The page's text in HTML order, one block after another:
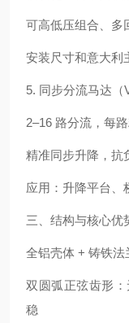
可高低压组合、多
安装尺寸和意大利
5. 同步分流马达（
2–16 路分流，每
精准同步升降，抗
应用：升降平台、
三、结构与核心优
全铝壳体 + 铸铁
双圆弧正弦齿形
稳